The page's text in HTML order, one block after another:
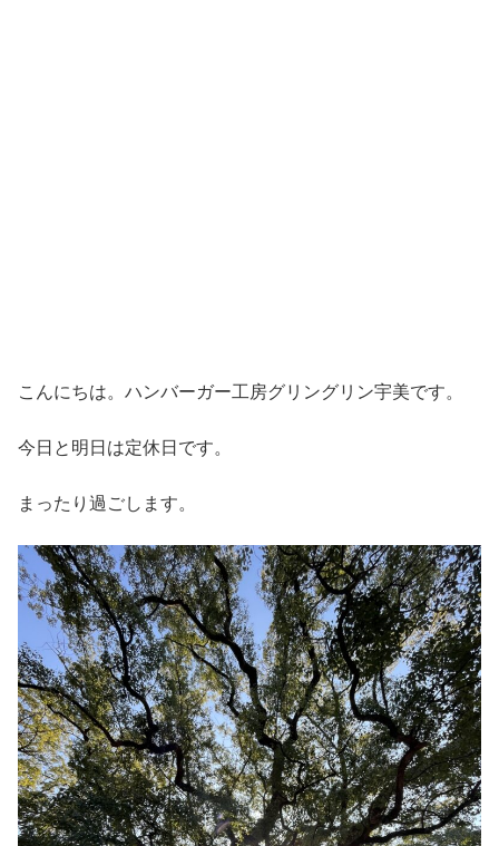
こんにちは。ハンバーガー工房グリングリン宇美です。
今日と明日は定休日です。
まったり過ごします。